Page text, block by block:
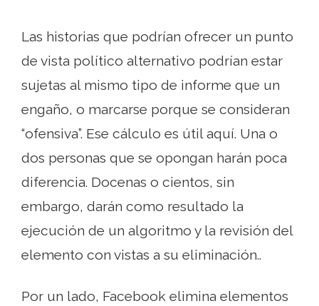
Las historias que podrían ofrecer un punto
de vista político alternativo podrían estar
sujetas al mismo tipo de informe que un
engaño, o marcarse porque se consideran
“ofensiva”. Ese cálculo es útil aquí. Una o
dos personas que se opongan harán poca
diferencia. Docenas o cientos, sin
embargo, darán como resultado la
ejecución de un algoritmo y la revisión del
elemento con vistas a su eliminación..
Por un lado, Facebook elimina elementos